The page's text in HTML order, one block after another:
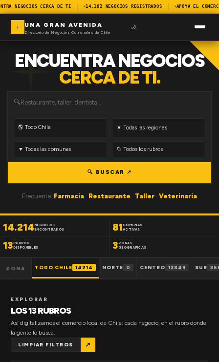
NEGOCIOS CERCA DE TI 14.182 NEGOCIOS REGISTRADOS APOYA EL
UNA GRAN AVENIDA
Directorio de Negocios Comunales de Chile
🌙
ENCUENTRA NEGOCIOS
CERCA DE TI.
🔍
🔍 BUSCAR ↗
Frecuente: Farmacia · Restaurante · Taller · Veterinaria
14.214NEGOCIOS
ENCONTRADOS
81 COMUNAS
ACTIVAS
13RUBROS
DISPONIBLES
3 ZONAS
GEOGRAFICAS
ZONA TODO CHILE 14214 NORTE 0 CENTRO 13849 SUR
EXPLORAR
LOS 13 RUBROS
Así digitalizamos el comercio local de Chile: cada negocio, en el rubro donde
la gente lo busca.
LIMPIAR FILTROS ↗